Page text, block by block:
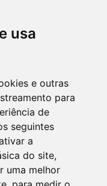
usa
e outras
para
de
seguintes
a
do site,
uma melhor
Brasil 21, 20º
915 - Brasília/DF
3801.
comercial